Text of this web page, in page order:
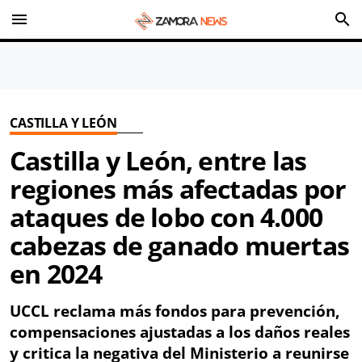
menu search
CASTILLA Y LEÓN
Castilla y León, entre las
regiones más afectadas por
ataques de lobo con 4.000
cabezas de ganado muertas
en 2024
UCCL reclama más fondos para prevención,
compensaciones ajustadas a los daños reales
y critica la negativa del Ministerio a reunirse